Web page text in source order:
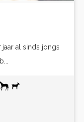
al sinds jongs